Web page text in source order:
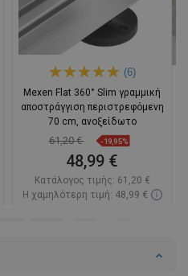
(6)
Mexen Flat 360° Slim γραμμική
αποστράγγιση περιστρεφόμενη
70 cm, ανοξείδωτο
61,20 € -19,95%
48,99 €
Κατάλογος τιμής: 61,20 €
Η χαμηλότερη τιμή: 48,99 €